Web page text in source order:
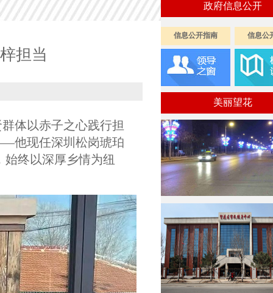
担当
体以赤子之心践行担
他现任深圳松岗琥珀
终以深厚乡情为纽
政府信息公开
信息公开指南 信息公
美丽望花